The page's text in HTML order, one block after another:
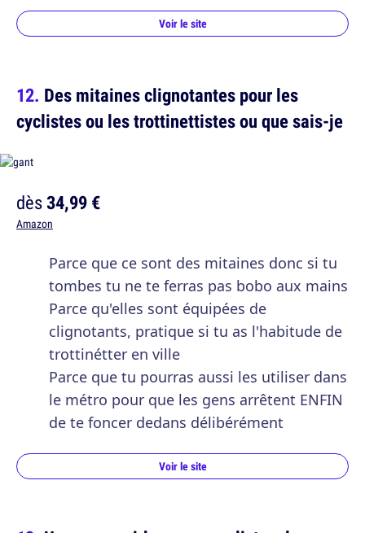
Voir le site
Des mitaines clignotantes pour les
cyclistes ou les trottinettistes ou que sais-je
dès34,99 €
Amazon
Parce que ce sont des mitaines donc si tu
tombes tu ne te ferras pas bobo aux mains
Parce qu'elles sont équipées de
clignotants, pratique si tu as l'habitude de
trottinétter en ville
Parce que tu pourras aussi les utiliser dans
le métro pour que les gens arrêtent ENFIN
de te foncer dedans délibérément
Voir le site